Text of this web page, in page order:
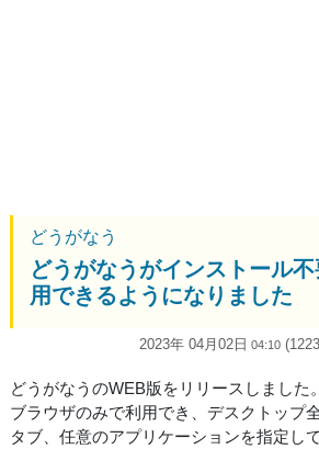
どうがなう
どうがなうがインストール
用できるようになりました
2023年 04月02日 04:10 (1223
どうがなうのWEB版をリリースしました。
ブラウザのみで利用でき、デスクトップ
タブ、任意のアプリケーションを指定し